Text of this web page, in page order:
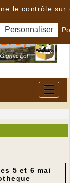
5 et 6 mai
le contrôle sur
Personnaliser